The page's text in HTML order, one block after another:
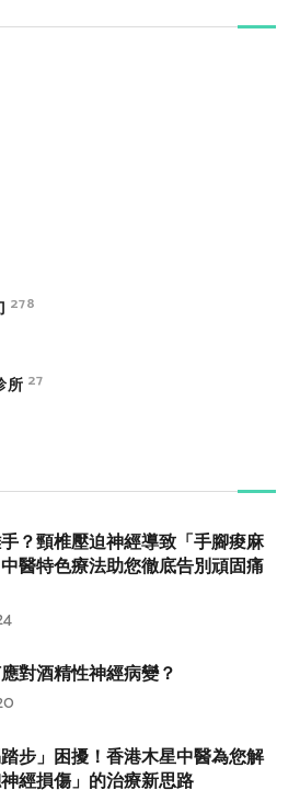
278
所 27
？頸椎壓迫神經導致「手腳痠麻
醫特色療法助您徹底告別頑固痛
對酒精性神經病變？
步」困擾！香港木星中醫為您解
經損傷」的治療新思路